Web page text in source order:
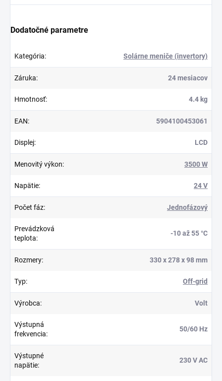
Dodatočné parametre
Kategória: Solárne meniče (invertory)
Záruka: 24 mesiacov
Hmotnosť: 4.4 kg
EAN: 5904100453061
Displej: LCD
Menovitý výkon: 3500 W
Napätie: 24 V
Počet fáz: Jednofázový
Prevádzková
teplota:
-10 až 55 °C
Rozmery: 330 x 278 x 98 mm
Typ: Off-grid
Výrobca: Volt
Výstupná
frekvencia:
50/60 Hz
Výstupné
napätie:
230 V AC